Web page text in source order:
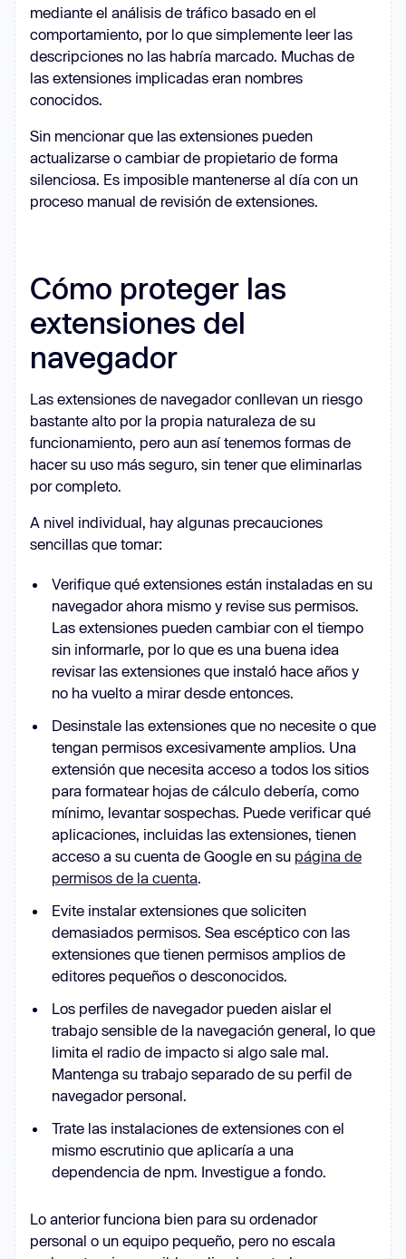
mediante el análisis de tráfico basado en el
comportamiento, por lo que simplemente leer las
descripciones no las habría marcado. Muchas de
las extensiones implicadas eran nombres
conocidos.
Sin mencionar que las extensiones pueden
actualizarse o cambiar de propietario de forma
silenciosa. Es imposible mantenerse al día con un
proceso manual de revisión de extensiones.
Cómo proteger las
extensiones del
navegador
Las extensiones de navegador conllevan un riesgo
bastante alto por la propia naturaleza de su
funcionamiento, pero aun así tenemos formas de
hacer su uso más seguro, sin tener que eliminarlas
por completo.
A nivel individual, hay algunas precauciones
sencillas que tomar:
Verifique qué extensiones están instaladas en su
navegador ahora mismo y revise sus permisos.
Las extensiones pueden cambiar con el tiempo
sin informarle, por lo que es una buena idea
revisar las extensiones que instaló hace años y
no ha vuelto a mirar desde entonces.
Desinstale las extensiones que no necesite o que
tengan permisos excesivamente amplios. Una
extensión que necesita acceso a todos los sitios
para formatear hojas de cálculo debería, como
mínimo, levantar sospechas. Puede verificar qué
aplicaciones, incluidas las extensiones, tienen
acceso a su cuenta de Google en su página de
permisos de la cuenta.
Evite instalar extensiones que soliciten
demasiados permisos. Sea escéptico con las
extensiones que tienen permisos amplios de
editores pequeños o desconocidos.
Los perfiles de navegador pueden aislar el
trabajo sensible de la navegación general, lo que
limita el radio de impacto si algo sale mal.
Mantenga su trabajo separado de su perfil de
navegador personal.
Trate las instalaciones de extensiones con el
mismo escrutinio que aplicaría a una
dependencia de npm. Investigue a fondo.
Lo anterior funciona bien para su ordenador
personal o un equipo pequeño, pero no escala